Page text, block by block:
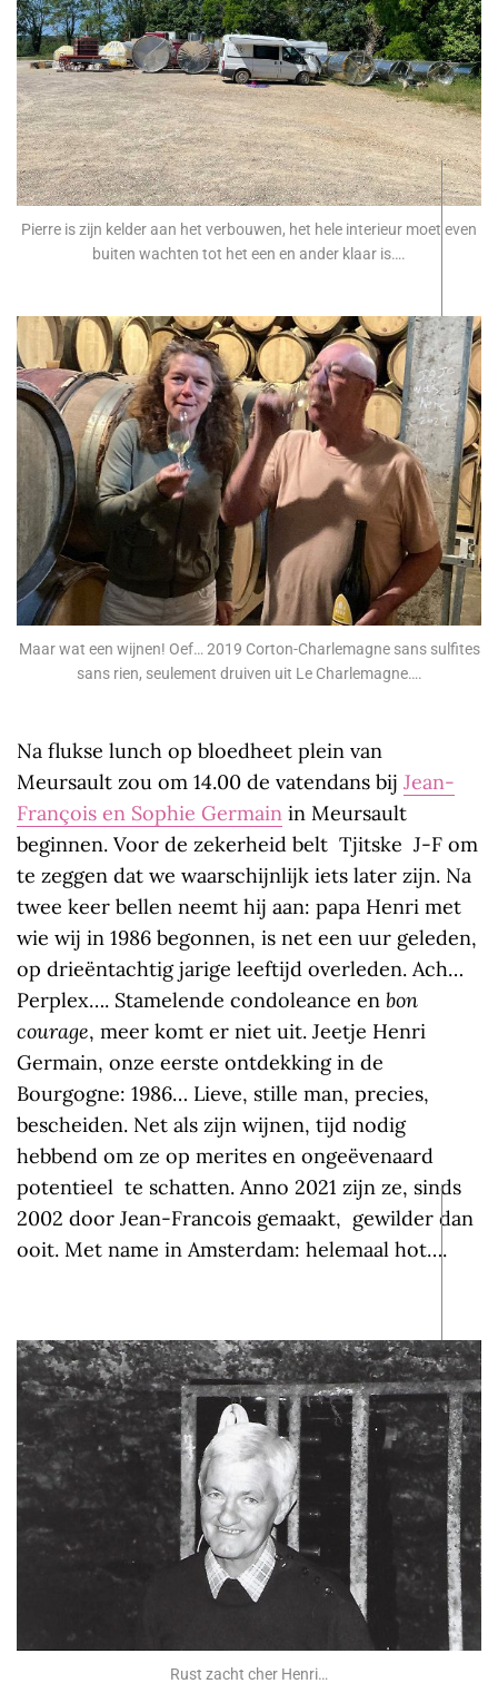
Pierre is zijn kelder aan het verbouwen, het hele interieur moet even
buiten wachten tot het een en ander klaar is….
Maar wat een wijnen! Oef… 2019 Corton-Charlemagne sans sulfites
sans rien, seulement druiven uit Le Charlemagne….
Na flukse lunch op bloedheet plein van
Meursault zou om 14.00 de vatendans bij Jean-
François en Sophie Germain in Meursault
beginnen. Voor de zekerheid belt Tjitske J-F om
te zeggen dat we waarschijnlijk iets later zijn. Na
twee keer bellen neemt hij aan: papa Henri met
wie wij in 1986 begonnen, is net een uur geleden,
op drieëntachtig jarige leeftijd overleden. Ach…
Perplex…. Stamelende condoleance en bon
courage, meer komt er niet uit. Jeetje Henri
Germain, onze eerste ontdekking in de
Bourgogne: 1986… Lieve, stille man, precies,
bescheiden. Net als zijn wijnen, tijd nodig
hebbend om ze op merites en ongeëvenaard
potentieel te schatten. Anno 2021 zijn ze, sinds
2002 door Jean-Francois gemaakt, gewilder dan
ooit. Met name in Amsterdam: helemaal hot….
Rust zacht cher Henri…